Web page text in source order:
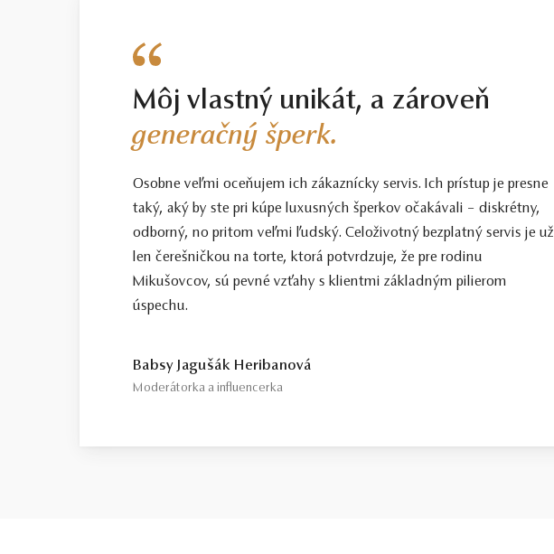
Môj vlastný unikát, a zároveň
generačný šperk.
Osobne veľmi oceňujem ich zákaznícky servis. Ich prístup je presne
taký, aký by ste pri kúpe luxusných šperkov očakávali – diskrétny,
odborný, no pritom veľmi ľudský. Celoživotný bezplatný servis je už
len čerešničkou na torte, ktorá potvrdzuje, že pre rodinu
Mikušovcov, sú pevné vzťahy s klientmi základným pilierom
úspechu.
Babsy Jagušák Heribanová
Moderátorka a influencerka